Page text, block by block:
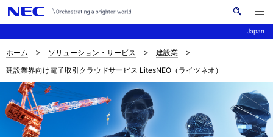
Japan
イ
メ
ニ
ュ
ナ
ビ
ゲ
ー
サ
イ
ト
内
ホーム ソリューション・サービス
建設業
建設業界向け電子取引クラウドサービス LitesNEO（ライツネオ）